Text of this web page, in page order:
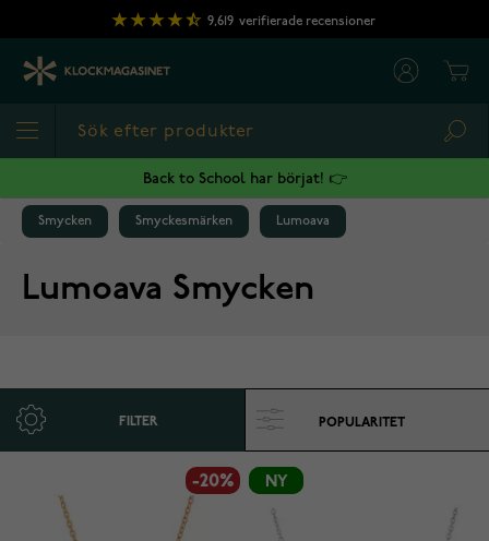
Hoppa till innehållet
9,619 verifierade recensioner
Back to School har börjat! 👉
Smycken Smyckesmärken Lumoava
Lumoava Smycken
FILTER
-20% NY
NY